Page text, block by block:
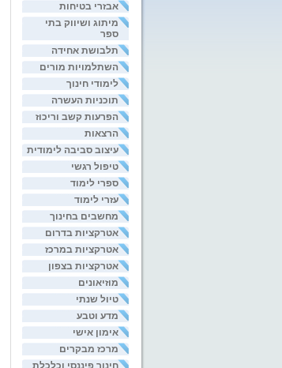
אבזרי בטיחות
מיתוג ושיווק בתי
ספר
תלבושת אחידה
השתלמויות מורים
לימודי חינוך
תוכניות העשרה
הפרעות קשב וריכוז
הרצאות
עיצוב סביבה לימודית
טיפול רגשי
ספרי לימוד
עזרי לימוד
מחשבים בחינוך
אטרקציות בדרום
אטרקציות במרכז
אטרקציות בצפון
מוזיאונים
טיול שנתי
מדע וטבע
אימון אישי
מרכז מבקרים
חינוך פיננסי וכלכלת